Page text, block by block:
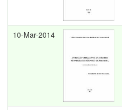
10-Mar-2014